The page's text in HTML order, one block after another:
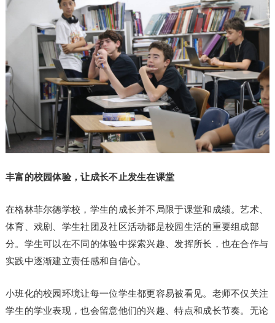
丰富的校园体验，让成长不止发生在课堂
在格林菲尔德学校，学生的成长并不局限于课堂和成绩。艺术、
体育、戏剧、学生社团及社区活动都是校园生活的重要组成部
分。学生可以在不同的体验中探索兴趣、发挥所长，也在合作与
实践中逐渐建立责任感和自信心。
小班化的校园环境让每一位学生都更容易被看见。老师不仅关注
学生的学业表现，也会留意他们的兴趣、特点和成长节奏。无论